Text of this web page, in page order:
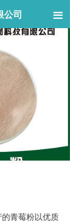
公司 끀
的青莓粉以优质